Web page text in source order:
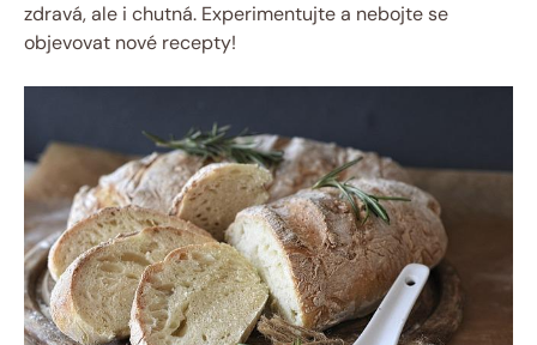
zdravá, ale ⁣i chutná. Experimentujte a nebojte se
objevovat nové recepty! ⁢